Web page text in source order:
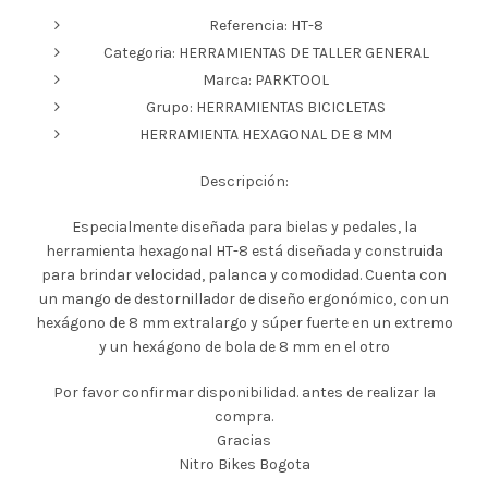
Referencia: HT-8
Categoria: HERRAMIENTAS DE TALLER GENERAL
Marca: PARKTOOL
Grupo: HERRAMIENTAS BICICLETAS
HERRAMIENTA HEXAGONAL DE 8 MM
Descripción:
Especialmente diseñada para bielas y pedales, la
herramienta hexagonal HT-8 está diseñada y construida
para brindar velocidad, palanca y comodidad. Cuenta con
un mango de destornillador de diseño ergonómico, con un
hexágono de 8 mm extralargo y súper fuerte en un extremo
y un hexágono de bola de 8 mm en el otro
Por favor confirmar disponibilidad. antes de realizar la
compra.
Gracias
Nitro Bikes Bogota